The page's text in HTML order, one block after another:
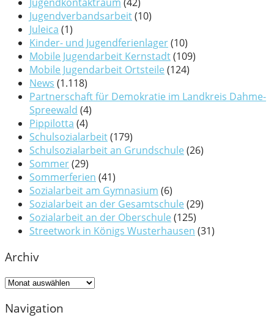
Jugendverbandsarbeit(10)
Juleica (1)
Kinder- und Jugendferienlager(10)
Mobile Jugendarbeit Kernstadt(109)
Mobile Jugendarbeit Ortsteile (124)
News (1.118)
Partnerschaft für Demokratie im Landkreis Dahme-
Spreewald (4)
Pippilotta (4)
Schulsozialarbeit(179)
Schulsozialarbeit an Grundschule (26)
Sommer(29)
Sommerferien (41)
Sozialarbeit am Gymnasium (6)
Sozialarbeit an der Gesamtschule (29)
Sozialarbeit an der Oberschule (125)
Streetwork in Königs Wusterhausen (31)
Archiv
Archiv
Navigation